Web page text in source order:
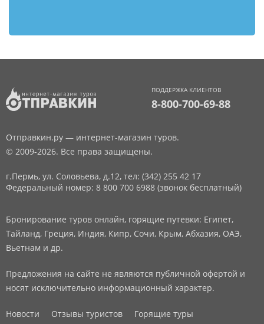
ПОДДЕРЖКА КЛИЕНТОВ
8-800-700-69-88
Отправкин.ру — интернет-магазин туров.
© 2009-2026. Все права защищены.
г.Пермь, ул. Соловьева, д.12, тел: (342) 255 42 17
Федеральный номер: 8 800 700 6988 (звонок бесплатный)
Бронирование туров онлайн, горящие путевки: Египет,
Тайланд, Греция, Индия, Кипр, Сочи, Крым, Абхазия, ОАЭ,
Вьетнам и др.
Предложения на сайте не являются публичной офертой и
носят исключительно информационный характер.
Новости Отзывы туристов
Горящие туры